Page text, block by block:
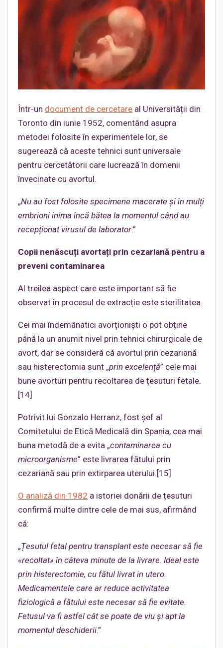
Într-un document de cercetare al Universității din
Toronto din iunie 1952, comentând asupra
metodei folosite în experimentele lor, se
sugerează că aceste tehnici sunt universale
pentru cercetătorii care lucrează în domenii
învecinate cu avortul.
„Nu au fost folosite specimene macerate și în mulți
embrioni inima încă bătea la momentul când au
recepționat virusul de laborator.”
Copii nenăscuți avortați prin cezariană pentru a
preveni contaminarea
Al treilea aspect care este important să fie
observat în procesul de extracție este sterilitatea.
Cei mai îndemânatici avorționiști o pot obține
până la un anumit nivel prin tehnici chirurgicale de
avort, dar se consideră că avortul prin cezariană
sau histerectomia sunt „prin excelență” cele mai
bune avorturi pentru recoltarea de țesuturi fetale.
[14]
Potrivit lui Gonzalo Herranz, fost șef al
Comitetului de Etică Medicală din Spania, cea mai
buna metodă de a evita „contaminarea cu
microorganisme” este livrarea fătului prin
cezariană sau prin extirparea uterului.[15]
O analiză din 1982 a istoriei donării de țesuturi
confirmă multe dintre cele de mai sus, afirmând
că:
„Țesutul fetal pentru transplanteste necesar să fie
«recoltat» în câteva minute de la livrare. Ideal este
prin histerectomie, cu fătul livrat in utero.
Medicamentele care ar reduce activitatea
fiziologică a fătului este necesar să fie evitate.
Fetusul va fi astfel cât se poate de viu și apt la
momentul deschiderii.”